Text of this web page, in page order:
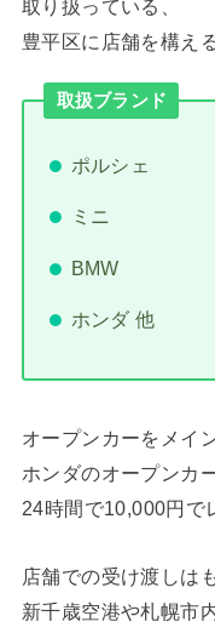
取り扱っている、
豊平区に店舗を構え
取扱ブランド
ポルシェ
ミニ
BMW
ホンダ 他
オープンカーをメイ
ホンダのオープンカ
24時間で10,000円で
店舗での受け渡しは
新千歳空港や札幌市